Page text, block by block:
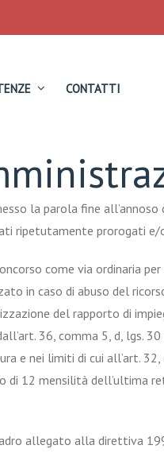
CONTATTI
la parola fine all’annoso
ripetutamente prorogati e/
come via ordinaria
in caso di abuso del
del rapporto di
36, comma 5, d, lgs. 30
e nei limiti di cui all’art.
di 12 mensilità
allegato alla direttiva